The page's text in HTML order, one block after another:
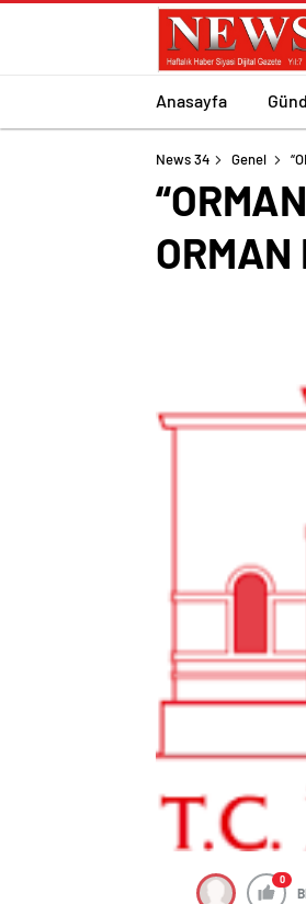
Anasayfa
News 34 Genel
ORMAN
0